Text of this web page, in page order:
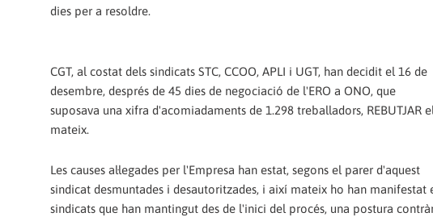
dies per a resoldre.
CGT, al costat dels sindicats STC, CCOO, APLI i UGT, han decidit el 16 de
desembre, després de 45 dies de negociació de l'ERO a ONO, que
suposava una xifra d'acomiadaments de 1.298 treballadors, REBUTJAR el
mateix.
Les causes al·legades per l'Empresa han estat, segons el parer d'aquest
sindicat desmuntades i desautoritzades, i així mateix ho han manifestat
sindicats que han mantingut des de l'inici del procés, una postura